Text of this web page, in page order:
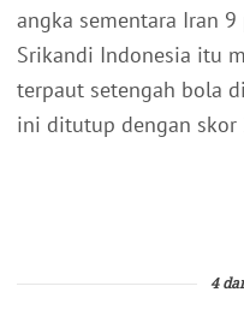
angka sementara Iran
Srikandi Indonesia itu
terpaut setengah bola
ini ditutup dengan skor
4